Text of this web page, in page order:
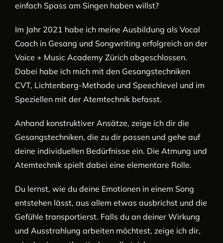
einfach Spass am Singen haben willst?
Im Jahr 2021 habe ich meine Ausbildung als Vocal
Coach in Gesang und Songwriting erfolgreich an der
Voice + Music Academy Zürich abgeschlossen.
Dabei habe ich michmit den Gesangstechniken
CVT, Lichtenberg-Methode und Speechlevel und im
Speziellen mit der Atemtechnik befasst.
Anhand konstruktiver Ansätze, zeige ich dir die
Gesangstechniken, die zu dir passen und gehe auf
deine individuellen Bedürfnisse ein. Die Atmung und
Atemtechnik spielt dabei eine elementare Rolle.
Du lernst, wie du deine Emotionen in einem Song
entstehenlässt, aus allem etwas ausbrichst und die
Gefühle transportierst. Falls du an deiner Wirkung
und Ausstrahlung arbeiten möchtest, zeige ich dir,